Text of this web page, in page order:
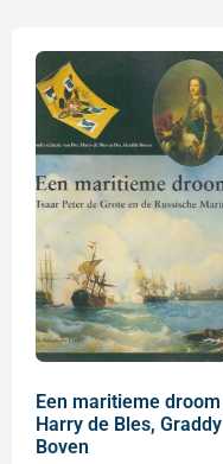
Een maritieme droom
Harry de Bles, Graddy
Boven